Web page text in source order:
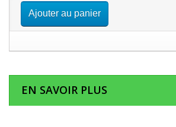
Ajouter au panier
EN SAVOIR PLUS